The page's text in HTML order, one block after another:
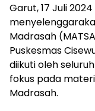
Garut, 17 Juli
Madrasah
Puskesmas
diikuti oleh
fokus pada
Madrasah.